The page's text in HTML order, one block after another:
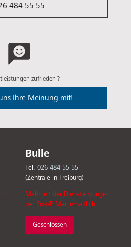
484 55 55
zufrieden ?
uns Ihre Meinung mit!
Bulle
Tel. 026 484 55 55
(Zentrale in Freiburg)
Mehrheit der Dienstleistungen
per Post/E-Mail erhältlich.
Geschlossen